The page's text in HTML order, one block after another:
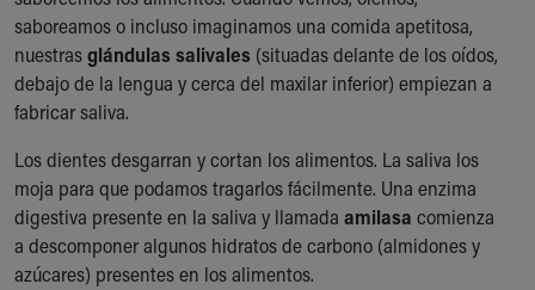
Unity and Engagement
Women's Board
Our History
More childhood, please.™
Your Visit
MyChart Telehealth Visits
Directions
Doggie Brigade
During Your Visit
saboreamos o incluso imaginamos una comida apetitosa,
nuestrasglándulas salivales (situadas delante de los oídos,
debajo de la lengua y cerca del maxilar inferior) empiezan a
fabricar saliva.
Los dientes desgarran y cortan los alimentos. La saliva los
moja para que podamos tragarlos fácilmente. Una enzima
digestiva presente en la saliva y llamada amilasa comienza
a descomponer algunos hidratos de carbono (almidones y
azúcares) presentes en los alimentos.